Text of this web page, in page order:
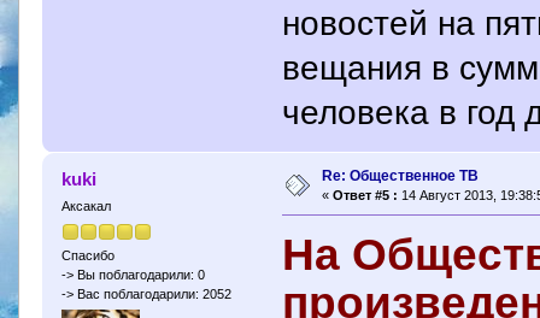
новостей на
вещания в
человека в год
kuki
Аксакал
Спасибо
-> Вы поблагодарили: 0
-> Вас поблагодарили: 2052
Re: Общественное ТВ
« Ответ #5 : 14 Август 2013,
На